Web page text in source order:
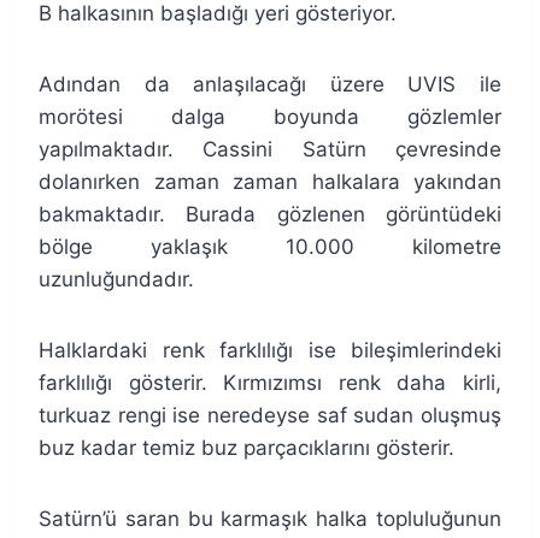
B halkasının başladığı yeri gösteriyor.
Adından da anlaşılacağı üzere UVIS ile
morötesi dalga boyunda gözlemler
yapılmaktadır. Cassini Satürn çevresinde
dolanırken zaman zaman halkalara yakından
bakmaktadır. Burada gözlenen görüntüdeki
bölge yaklaşık 10.000 kilometre
uzunluğundadır.
Halklardaki renk farklılığı ise bileşimlerindeki
farklılığı gösterir. Kırmızımsı renk daha kirli,
turkuaz rengi ise neredeyse saf sudan oluşmuş
buz kadar temiz buz parçacıklarını gösterir.
Satürn’ü saran bu karmaşık halka topluluğunun